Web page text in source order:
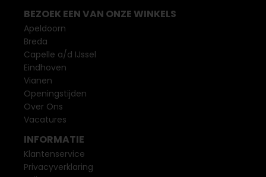
BEZOEK EEN VAN ONZE WINKELS
Apeldoorn
Breda
Capelle a/d IJssel
Eindhoven
Vianen
Openingstijden
Over Ons
Vacatures
INFORMATIE
Klantenservice
Privacyverklaring